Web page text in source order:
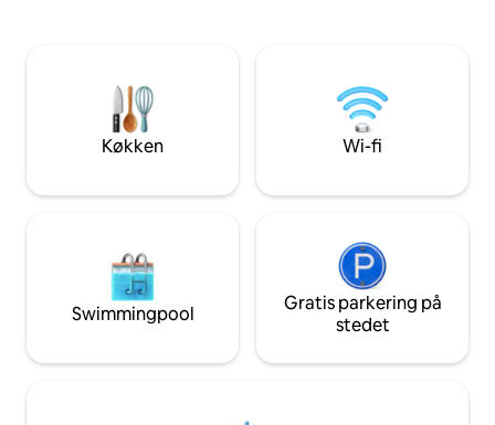
kørsel væk. Med udsigt over landskabet
og nogle havglimt fra ejendommen er
det et perfekt sted at tage
udgangspunkt i at udforske.
og massør til
der leder efter et
forkælelse.
Køkken Wi-fi
Swimmingpool
Gratis parkering på
stedet